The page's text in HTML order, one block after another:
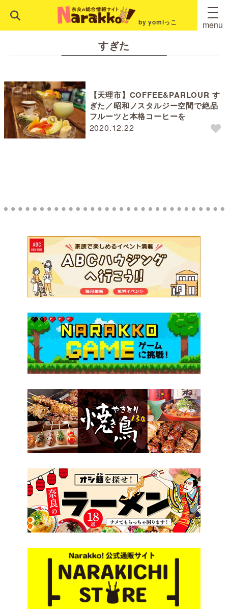
by yomiっこ menu
すぎた
2020.12.22
【天理市】COFFEE&PARLOUR す
ぎた／昭和ノスタルジー空間で絶品
フルーツと本格コーヒーを